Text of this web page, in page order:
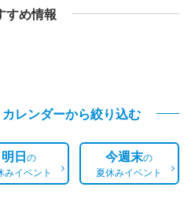
すめ情報
レンダーから絞り込む
明日の
みイベント
今週末の
夏休みイベント